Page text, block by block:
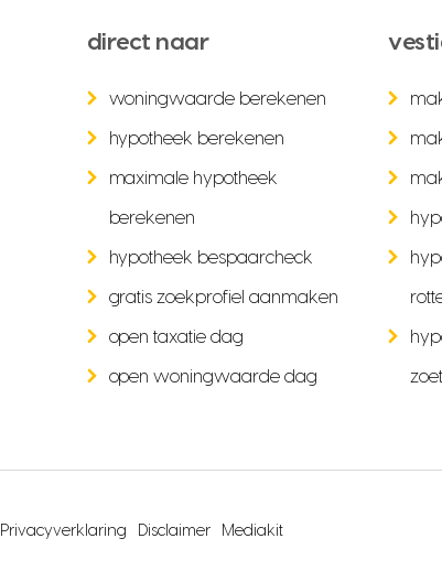
direct naar
woningwaarde berekenen
hypotheek berekenen
maximale hypotheek
berekenen
hypotheek bespaarcheck
gratis zoekprofiel aanmaken
open taxatie dag
open woningwaarde dag
Privacyverklaring Disclaimer Mediakit